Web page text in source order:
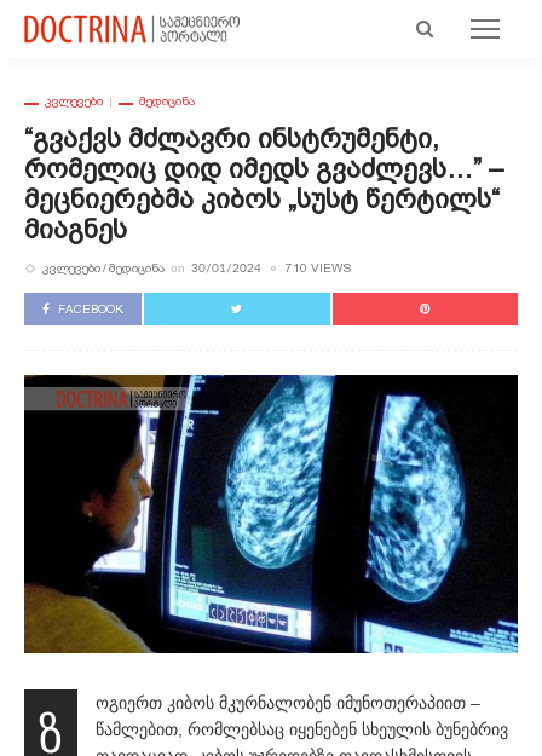
ᲙᲕᲚᲔᲕᲔᲑᲘ ᲛᲔᲓᲘᲪᲘᲜᲐ
“გვაქვს Მძლავრი Ინსტრუმენტი,
Რომელიც Დიდ Იმედს Გვაძლევს…” –
Მეცნიერებმა Კიბოს „სუსტ Წერტილს“
Მიაგნეს
ᲙᲕᲚᲔᲕᲔᲑᲘ ᲛᲔᲓᲘᲪᲘᲜᲐ on 30/01/2024 710 VIEWS
FACEBOOK
ზ
ოგიერთ კიბოს მკურნალობენ იმუნოთერაპიით –
წამლებით, რომლებსაც იყენებენ სხეულის ბუნებრივ